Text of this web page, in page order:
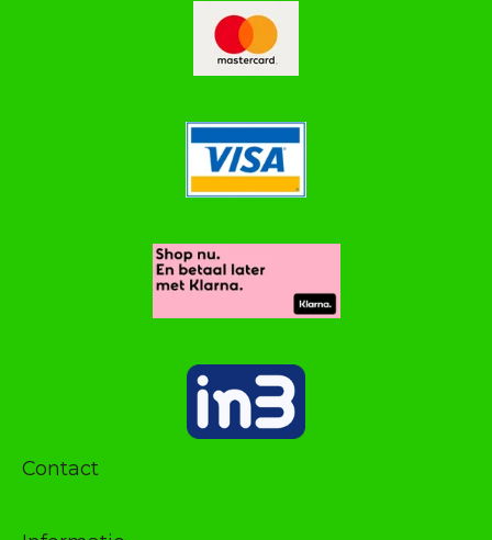
Contact